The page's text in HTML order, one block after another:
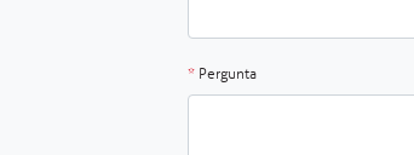
* Pergunta